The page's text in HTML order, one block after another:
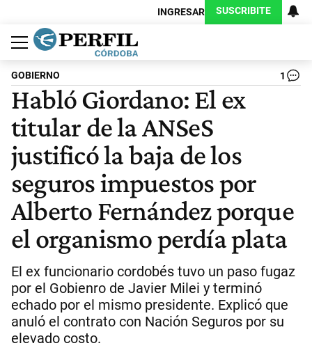
INGRESAR SUSCRIBITE
Política
Economía
Judiciales
Sociedad
Cultura
Espectáculos
Deportes
Protagonistas
GOBIERNO 1
Habló Giordano: El ex
titular de la ANSeS
justificó la baja de los
seguros impuestos por
Alberto Fernández porque
el organismo perdía plata
El ex funcionario cordobés tuvo un paso fugaz
por el Gobienro de Javier Milei y terminó
echado por el mismo presidente. Explicó que
anuló el contrato con Nación Seguros por su
elevado costo.